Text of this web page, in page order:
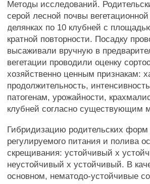
Методы исследований.
серой лесной почвы
делянках по 10 клубней с
кратной повторности. Посадку
высаживали вручную в
вегетации проводили оценку
хозяйственно ценным признакам:
продолжительность,
патогенам, урожайности,
клубней согласно существующим
Гибридизацию родительских
регулируемого питания и полива
скрещивания: устойчивый х
неустойчивый х устойчивый. В
основном, нематодо-устойчивые